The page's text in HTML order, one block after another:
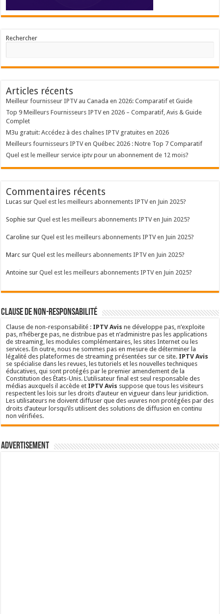
Rechercher
Articles récents
Meilleur fournisseur IPTV au Canada en 2026: Comparatif et Guide
Top 9 Meilleurs Fournisseurs IPTV en 2026 – Comparatif, Avis & Guide
Complet
M3u gratuit: Accédez à des chaînes IPTV gratuites en 2026
Meilleurs fournisseurs IPTV en Québec 2026 : Notre Top 7 Comparatif
Quel est le meilleur service iptv pour un abonnement de 12 mois?
Commentaires récents
Lucas surQuel est les meilleurs abonnements IPTV en Juin 2025?
Sophie surQuel est les meilleurs abonnements IPTV en Juin 2025?
Caroline surQuel est les meilleurs abonnements IPTV en Juin 2025?
Marc surQuel est les meilleurs abonnements IPTV en Juin 2025?
Antoine surQuel est les meilleurs abonnements IPTV en Juin 2025?
Clause de non-responsabilité
Clause de non-responsabilité : IPTV Avis ne développe pas, n’exploite
pas, n’héberge pas, ne distribue pas et n’administre pas les applications
de streaming, les modules complémentaires, les sites Internet ou les
services. En outre, nous ne sommes pas en mesure de déterminer la
légalité des plateformes de streaming présentées sur ce site. IPTV Avis
se spécialise dans les revues, les tutoriels et les nouvelles techniques
éducatives, qui sont protégés par le premier amendement de la
Constitution des États-Unis. L’utilisateur final est seul responsable des
médias auxquels il accède et IPTV Avis suppose que tous les visiteurs
respectent les lois sur les droits d’auteur en vigueur dans leur juridiction.
Les utilisateurs ne doivent diffuser que des œuvres non protégées par des
droits d’auteur lorsqu’ils utilisent des solutions de diffusion en continu
non vérifiées.
Advertisement